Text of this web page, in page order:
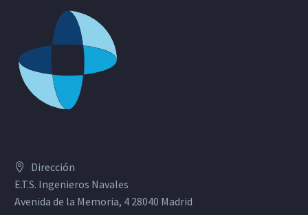
Dirección
E.T.S. Ingenieros Navales
Avenida de la Memoria, 4 28040 Madrid